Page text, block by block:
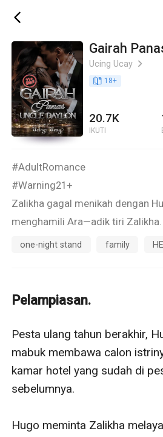
ic_back
Gairah
Ucing Ucay ic_arrow_right
book_age 18+
20.7K
IKUTI
#AdultRomance
#Warning21+
Zalikha gagal menikah dengan
menghamili Ara—adik tiri Zalikha.
Sedangkan Alfredo—Kakeknya
Bagaimana dua insan menikah
Dua kali gagal dalam rumah
berbeda, begitu juga dengan
patah hati karena gagal menikah.
Apakah keduanya akan bersatu
one-night stand family HE
Pelampiasan.
Pesta ulang tahun berakhir,
mabuk membawa calon
kamar hotel yang sudah di
sebelumnya.
Hugo meminta Zalikha